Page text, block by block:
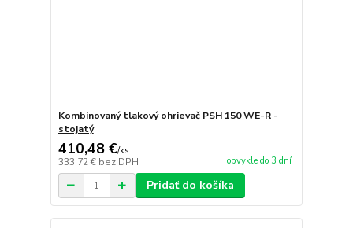
Kombinovaný tlakový ohrievač PSH 150 WE-R -
stojatý
410,48 €/ks
333,72 € bez DPH obvykle do 3 dní
Pridať do košíka